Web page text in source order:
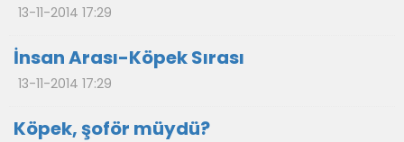
13-11-2014 17:29
İnsan Arası-Köpek Sırası
13-11-2014 17:29
Köpek, şoför müydü?